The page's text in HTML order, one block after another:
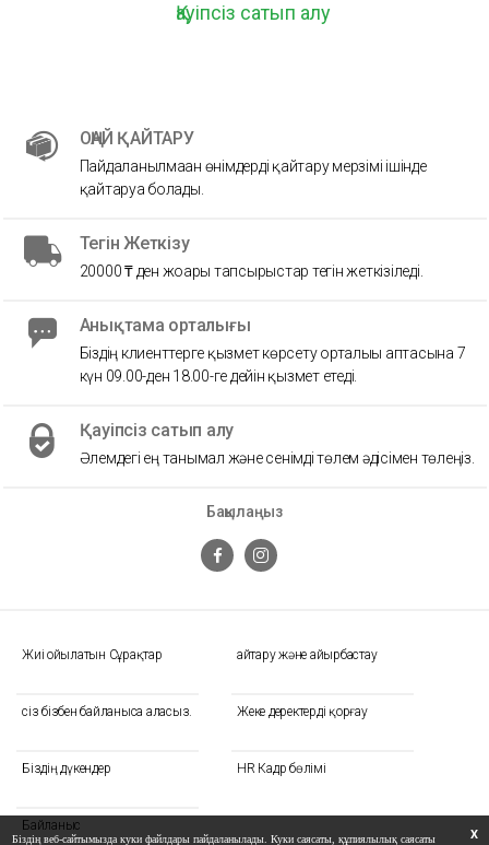
Қауіпсіз сатып алу
Жиі Қойылатын Сұрақтар Қайтару және айырбастау
сіз бізбен байланыса аласыз. Жеке деректерді қорғау
Біздің дүкендер HR Кадр бөлімі
Байланыс
Бақылаңыз
ОҢАЙ ҚАЙТАРУ
Пайдаланылмаған өнімдерді қайтару мерзімі ішінде
қайтаруға болады.
Тегін Жеткізу
20000 ₸ ден жоғары тапсырыстар тегін жеткізіледі.
Анықтама орталығы
Біздің клиенттерге қызмет көрсету орталығы аптасына 7
күн 09.00-ден 18.00-ге дейін қызмет етеді.
Қауіпсіз сатып алу
Әлемдегі ең танымал және сенімді төлем әдісімен төлеңіз.
X
Біздің веб-сайтымызда куки файлдары пайдаланылады. Куки саясаты, құпиялылық саясаты